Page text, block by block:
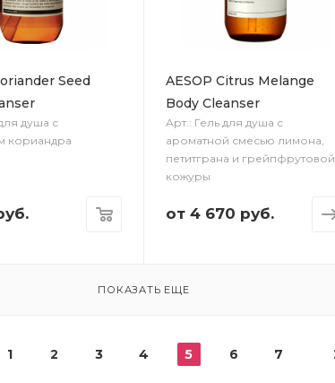
Seed
душа с
кориандра
AESOP Citrus Melange
Body Cleanser
Арт.: Гель для душа с
ароматной смесью лимона,
петитграна и грейпфрутовой
кожуры
от 4 670 руб.
ПОКАЗАТЬ ЕЩЕ
1 2 3 4 5 6 7